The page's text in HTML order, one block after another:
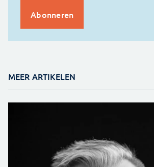
MEER ARTIKELEN